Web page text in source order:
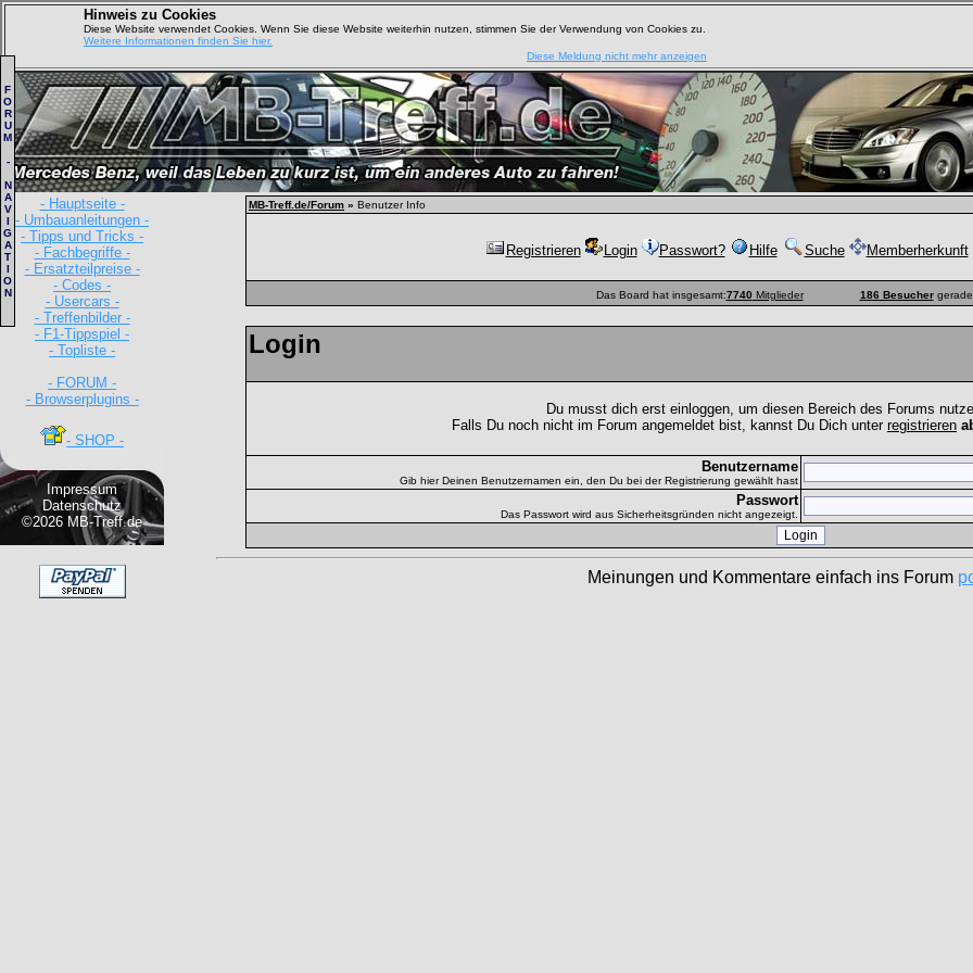
Hinweis zu Cookies
Diese Website verwendet Cookies. Wenn Sie diese Website weiterhin nutzen, stimmen Sie der Verwendung von Cookies zu.
Weitere Informationen finden Sie hier.
Diese Meldung nicht mehr anzeigen
- Hauptseite -
- Umbauanleitungen -
- Tipps und Tricks -
- Fachbegriffe -
- Ersatzteilpreise -
- Codes -
- Usercars -
- Treffenbilder -
- F1-Tippspiel -
- Topliste -
- FORUM -
- Browserplugins -
- SHOP -
Impressum
Datenschutz
©2026 MB-Treff.de
F
O
R
U
M
-
N
A
V
I
G
A
T
I
O
N
MB-Treff.de/Forum » Benutzer Info
Registrieren Login Passwort? Hilfe Suche Memberherkunft
Das Board hat insgesamt:7740 Mitglieder 186 Besuchergerade
Login
Du musst dich erst einloggen, um diesen Bereich des Forums
Falls Du noch nicht im Forum angemeldet bist, kannst Du Dich unter registrieren
Benutzername
Gib hier Deinen Benutzernamen ein, den Du bei der Registrierung gewählt hast
Passwort
Das Passwort wird aus Sicherheitsgründen nicht angezeigt.
Meinungen und Kommentare einfach ins Forum